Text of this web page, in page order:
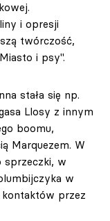
i opresji
twórczość,
i psy".
stała się np.
Llosy z innym
boomu,
Marquezem. W
sprzeczki, w
w
przez